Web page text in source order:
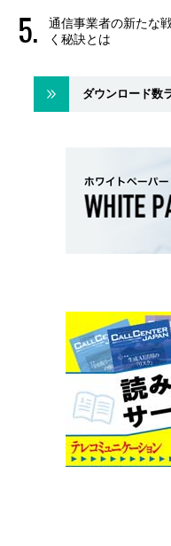
通信事業者の新たな
く秘訣とは
ダウンロード数